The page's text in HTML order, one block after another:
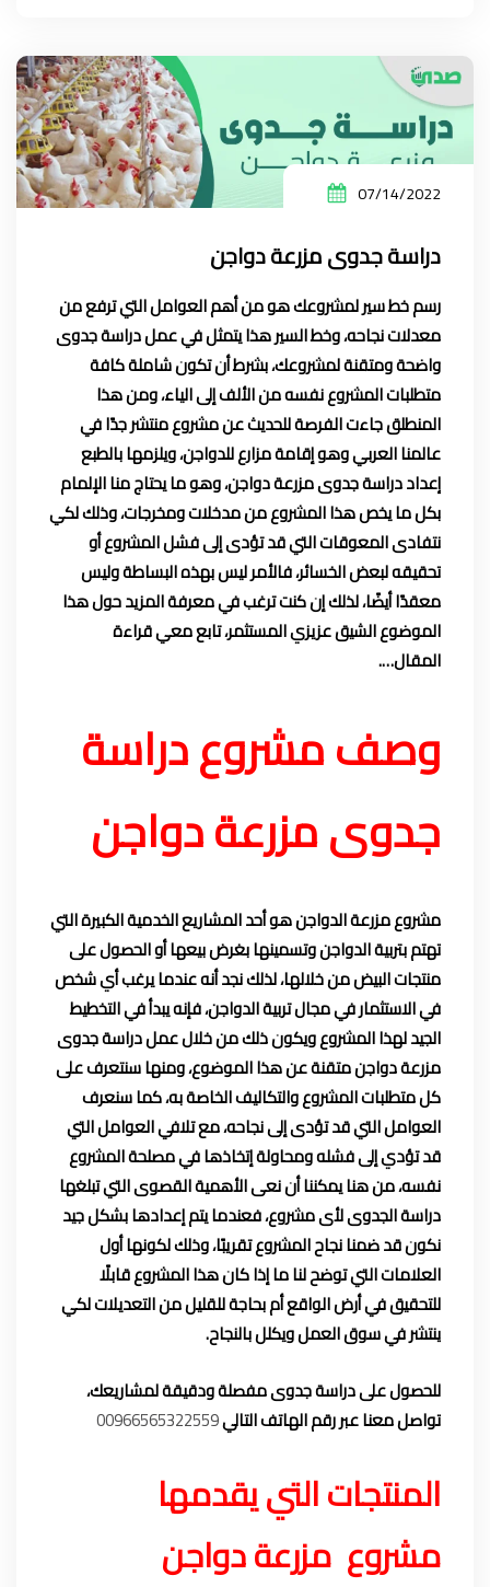
07/14/2022
دراسة جدوى مزرعة دواجن
رسم خط سير لمشروعك هو من أهم العوامل التي ترفع من
معدلات نجاحه، وخط السير هذا يتمثل فيعمل دراسة جدوى
واضحة ومتقنة لمشروعك، بشرط أن تكون شاملة كافة
متطلبات المشروع نفسه من الألف إلى الياء، ومن هذا
المنطلق جاءت الفرصة للحديث عن مشروع منتشر جدًا في
عالمنا العربي وهو إقامةمزارع للدواجن، ويلزمها بالطبع
إعداد دراسة جدوى مزرعة دواجن، وهو ما يحتاج منا الإلمام
بكل ما يخص هذا المشروع من مدخلات ومخرجات، وذلك لكي
نتفادى المعوقات التي قد تؤدى إلى فشل المشروع أو
تحقيقه لبعض الخسائر، فالأمر ليس بهذه البساطة وليس
معقدًا أيضًا، لذلك إن كنت ترغب في معرفة المزيد حول هذا
الموضوع الشيق عزيزي المستثمر، تابع معي قراءة
المقال….
وصف مشروع دراسة
جدوى مزرعة دواجن
مشروع مزرعة الدواجن هو أحد المشاريع الخدمية الكبيرة التي
تهتم بتربية الدواجن وتسمينها بغرض بيعها أو الحصول على
منتجات البيض من خلالها، لذلك نجد أنه عندما يرغب أي شخص
في الاستثمار في مجال تربية الدواجن، فإنه يبدأ في التخطيط
الجيد لهذا المشروع ويكون ذلك من خلال عملدراسة جدوى
مزرعة دواجن متقنةعن هذا الموضوع، ومنها سنتعرف على
كل متطلبات المشروع والتكاليف الخاصة به، كما سنعرف
العوامل التي قد تؤدى إلى نجاحه، مع تلافي العوامل التي
قد تؤدي إلى فشله ومحاولة إتخاذها في مصلحة المشروع
نفسه، من هنا يمكننا أن نعى الأهمية القصوى التي تبلغها
دراسة الجدوى لأى مشروع، فعندما يتم إعدادها بشكل جيد
نكون قد ضمنا نجاح المشروع تقريبًا، وذلك لكونها أول
العلامات التي توضح لنا ما إذا كان هذا المشروع قابلًا
للتحقيق في أرض الواقع أم بحاجة للقليل من التعديلات لكي
ينتشر في سوق العمل ويكلل بالنجاح.
للحصول على دراسة جدوى مفصلة ودقيقة لمشاريعك،
تواصل معنا عبر رقم الهاتف التالي00966565322559
المنتجات التي يقدمها
مشروع مزرعة دواجن